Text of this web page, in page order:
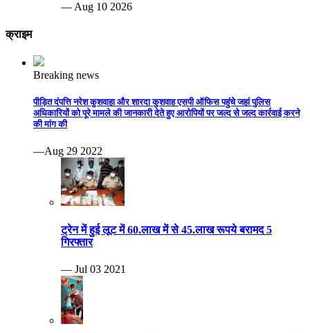
— Aug 10 2026
क्राइम
Breaking news
पीड़ित दंपत्ति नरेश कुशवाहा और शारदा कुशवाह एसपी ऑफिस पहुंचे जहां पुलिस
अधिकारियों को पूरे मामले की जानकारी देते हुए आरोपियों पर जल्द से जल्द कार्रवाई करने
की मांग की
—Aug 29 2022
ट्रेन में हुई लूट में 60.लाख में से 45.लाख रूपये बरामद 5
गिरफ्तार
— Jul 03 2021